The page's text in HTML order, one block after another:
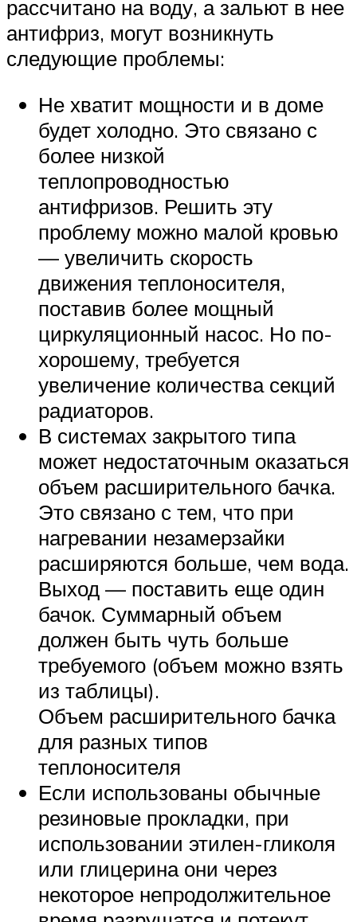
рассчитано на воду, а зальют в нее
антифриз, могут возникнуть
следующие проблемы:
Не хватит мощности и в доме
будет холодно. Это связано с
более низкой
теплопроводностью
антифризов. Решить эту
проблему можно малой кровью
— увеличить скорость
движения теплоносителя,
поставив более мощный
циркуляционный насос. Но по-
хорошему, требуется
увеличение количества секций
радиаторов.
В системах закрытого типа
может недостаточным оказаться
объем расширительного бачка.
Это связано с тем, что при
нагревании незамерзайки
расширяются больше, чем вода.
Выход — поставить еще один
бачок. Суммарный объем
должен быть чуть больше
требуемого (объем можно взять
из таблицы).
Объем расширительного бачка
для разных типов
теплоносителя
Если использованы обычные
резиновые прокладки, при
использовании этилен-гликоля
или глицерина они через
некоторое непродолжительное